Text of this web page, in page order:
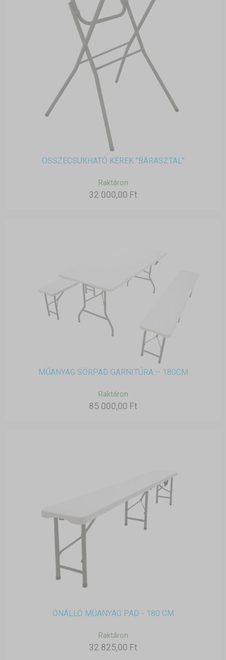
ÖSSZECSUKHATÓ KEREK "BÁRASZTAL"
Raktáron
32 000,00 Ft
MŰANYAG SÖRPAD GARNITÚRA – 180CM
Raktáron
85 000,00 Ft
ÖNÁLLÓ MŰANYAG PAD - 180 CM
Raktáron
32 825,00 Ft